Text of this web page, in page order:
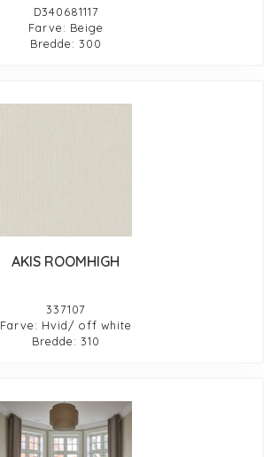
D340681117
Farve: Beige
Bredde: 300
AKIS ROOMHIGH
337107
Farve: Hvid/ off white
Bredde: 310